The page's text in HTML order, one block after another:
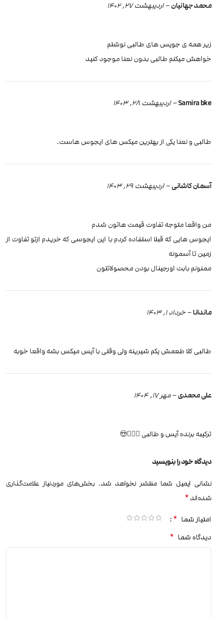
محمد جهانیان–اردیبهشت 27, 1402
زیر همه ی جویس های طالبی نوشتم
خواهش میکنم طالبی بدون نعنا موجود کنید
Samira bke
–اردیبهشت 28, 1403
طالبی و نعنا یکی از بهترین میکس های ایجوس هاست.
آسمان کاشانی–اردیبهشت 29, 1403
من واقعا متوجه تفاوت قیمت هاتون شدم
ایجوس هایی که قبلا استفاده کردم با این ایجوسی که خریدم ازتو تفاوت از
زمین تا آسمونه
ممنونم بابت اورجینال بودن محصولاتتون
ماندانا–خرداد 1, 1403
طالبی کلا طعمش یکم شیرینه ولی وقتی با آیس میکس بشه واقعا خوبه
علی محمدی–مهر 17, 1404
ترکیبه برنده آیس و طالبی 🙋🏼‍♀️😍
دیدگاه خود را بنویسید
نشانی ایمیل شما منتشر نخواهد شد. بخش‌های موردنیاز علامت‌گذاری
شده‌اند*
امتیاز شما *
دیدگاه شما *